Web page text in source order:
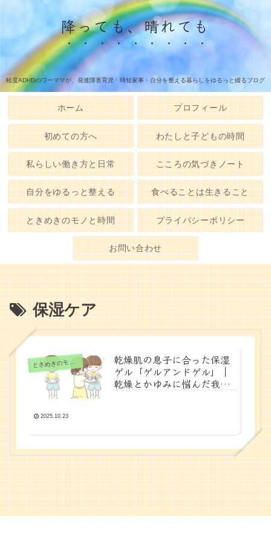
降っても、晴れても
軽度ADHDのワーママが、発達障害育児・時短家事・自分を整える暮らしをゆるっと綴るブログ
ホーム プロフィール
初めての方へ わたしと子どもの時間
私らしい働き方と日常 こころの気づきノート
自分をゆるっと整える 食べることは生きること
ときめきのモノと時間 プライバシーポリシー
お問い合わせ
保湿ケア
ときめきのモノと時間
乾燥肌の息子に合った保湿
ゲル「ゲルアンドゲル」｜
乾燥とかゆみに悩んだ我が
2025.10.23